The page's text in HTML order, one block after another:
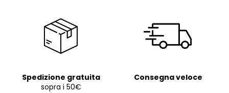
Spedizione gratuita
sopra i 50€
Consegna veloce